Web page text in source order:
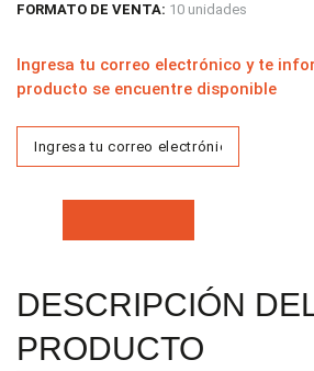
FORMATO DE VENTA: 10 unidades
Ingresa tu correo electrónico y te
producto se encuentre disponible
DESCRIPCIÓN
PRODUCTO